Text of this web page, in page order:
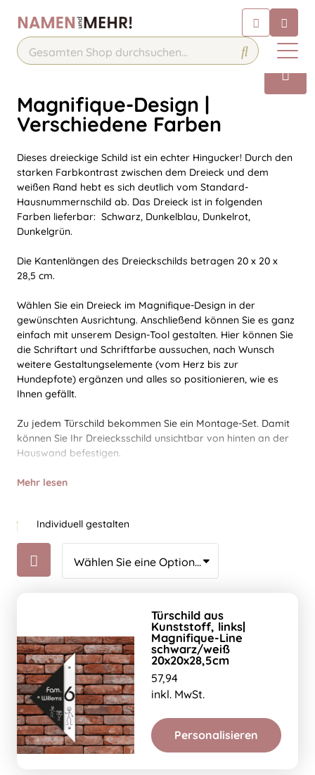
Chatten Sie 24/7 mit unserem
hilfreichen Chatbot
Kontakt
Magnifique-Design |
Verschiedene Farben
Dieses dreieckige Schild ist ein echter Hingucker! Durch den
starken Farbkontrast zwischen dem Dreieck und dem
weißen Rand hebt es sich deutlich vom Standard-
Hausnummernschild ab. Das Dreieck ist in folgenden
Farben lieferbar: Schwarz, Dunkelblau, Dunkelrot,
Dunkelgrün.
Die Kantenlängen des Dreieckschilds betragen 20 x 20 x
28,5 cm.
Wählen Sie ein Dreieck im Magnifique-Design in der
gewünschten Ausrichtung. Anschließend können Sie es ganz
einfach mit unserem Design-Tool gestalten. Hier können Sie
die Schriftart und Schriftfarbe aussuchen, nach Wunsch
weitere Gestaltungselemente (vom Herz bis zur
Hundepfote) ergänzen und alles so positionieren, wie es
Ihnen gefällt.
Zu jedem Türschild bekommen Sie ein Montage-Set. Damit
können Sie Ihr Dreiecksschild unsichtbar von hinten an der
Hauswand befestigen.
Mehr lesen
Individuell gestalten
Türschild aus
Kunststoff, links|
Magnifique-Line
schwarz/weiß
20x20x28,5cm
57,94
inkl. MwSt.
Personalisieren